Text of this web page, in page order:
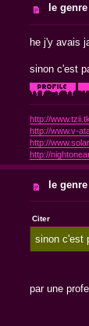
le
he j'y avais
sinon c'est
http://www.tzii.tk
http://www.v-
http://
http://
le
Citer
sinon c'est
par une